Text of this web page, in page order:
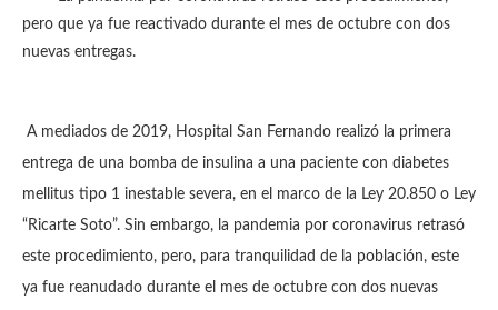
pero que ya fue reactivado durante el mes de octubre con dos
nuevas entregas.
A mediados de 2019, Hospital San Fernando realizó la primera
entrega de una bomba de insulina a una paciente con diabetes
mellitus tipo 1 inestable severa, en el marco de la Ley 20.850 o Ley
“Ricarte Soto”. Sin embargo, la pandemia por coronavirus retrasó
este procedimiento, pero, para tranquilidad de la población, este
ya fue reanudado durante el mes de octubre con dos nuevas